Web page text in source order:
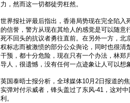
力，然而这一切都徒劳枉然。
世界报社评最后指出，香港局势现在完全陷入
的信誉，警方从现在其给人的感觉是可以随意
死不回头的抗议者勇往直前。在另外一方，北
权标志而被激愤的部分公众舆论，同时也很清
干预，都十分危险，现在只有一个办法，林郑
导人，很遗憾，没有任何一点迹象让人可以想
英国泰晤士报分析，全球媒体10月2日报道的
实弹对付示威者，锋头盖过了东风-41，这对
利。